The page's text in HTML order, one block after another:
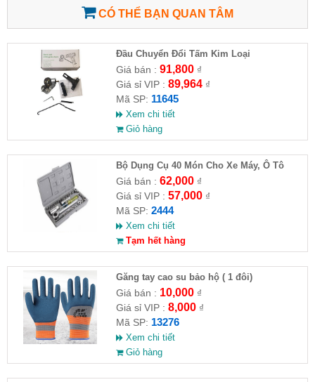
CÓ THỂ BẠN QUAN TÂM
Đầu Chuyển Đổi Tấm Kim Loại
Giá bán : 91,800₫
Giá sỉ VIP : 89,964₫
Mã SP: 11645
Xem chi tiết
Giỏ hàng
Bộ Dụng Cụ 40 Món Cho Xe Máy, Ô Tô
Giá bán : 62,000₫
Giá sỉ VIP : 57,000₫
Mã SP: 2444
Xem chi tiết
Tạm hết hàng
Găng tay cao su bảo hộ ( 1 đôi)
Giá bán : 10,000₫
Giá sỉ VIP : 8,000₫
Mã SP: 13276
Xem chi tiết
Giỏ hàng